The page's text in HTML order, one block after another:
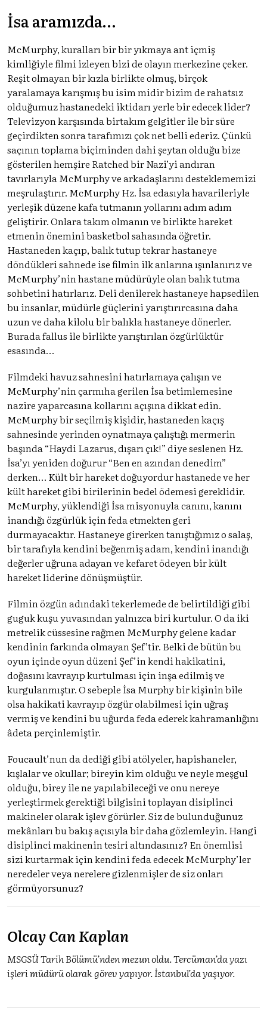
İsa aramızda…
McMurphy, kuralları bir bir yıkmaya ant içmiş
kimliğiyle filmi izleyen bizi de olayın merkezine çeker.
Reşit olmayan bir kızla birlikte olmuş, birçok
yaralamaya karışmış bu isim midir bizim de rahatsız
olduğumuz hastanedeki iktidarı yerle bir edecek lider?
Televizyon karşısında birtakım gelgitler ile bir süre
geçirdikten sonra tarafımızı çok net belli ederiz. Çünkü
saçının toplama biçiminden dahi şeytan olduğu bize
gösterilen hemşire Ratched bir Nazi’yi andıran
tavırlarıyla McMurphy ve arkadaşlarını desteklememizi
meşrulaştırır. McMurphy Hz. İsa edasıyla havarileriyle
yerleşik düzene kafa tutmanın yollarını adım adım
geliştirir. Onlara takım olmanın ve birlikte hareket
etmenin önemini basketbol sahasında öğretir.
Hastaneden kaçıp, balık tutup tekrar hastaneye
döndükleri sahnede ise filmin ilk anlarına ışınlanırız ve
McMurphy’nin hastane müdürüyle olan balık tutma
sohbetini hatırlarız. Deli denilerek hastaneye hapsedilen
bu insanlar, müdürle güçlerini yarıştırırcasına daha
uzun ve daha kilolu bir balıkla hastaneye dönerler.
Burada fallus ile birlikte yarıştırılan özgürlüktür
esasında…
Filmdeki havuz sahnesini hatırlamaya çalışın ve
McMurphy’nin çarmıha gerilen İsa betimlemesine
nazire yaparcasına kollarını açışına dikkat edin.
McMurphy bir seçilmiş kişidir, hastaneden kaçış
sahnesinde yerinden oynatmaya çalıştığı mermerin
başında “Haydi Lazarus, dışarı çık!” diye seslenen Hz.
İsa’yı yeniden doğurur “Ben en azından denedim”
derken… Kült bir hareket doğuyordur hastanede ve her
kült hareket gibi birilerinin bedel ödemesi gereklidir.
McMurphy, yüklendiği İsa misyonuyla canını, kanını
inandığı özgürlük için feda etmekten geri
durmayacaktır. Hastaneye girerken tanıştığımız o salaş,
bir tarafıyla kendini beğenmiş adam, kendini inandığı
değerler uğruna adayan ve kefaret ödeyen bir kült
hareket liderine dönüşmüştür.
Filmin özgün adındaki tekerlemede de belirtildiği gibi
guguk kuşu yuvasından yalnızca biri kurtulur. O da iki
metrelik cüssesine rağmen McMurphy gelene kadar
kendinin farkında olmayan Şef’tir. Belki de bütün bu
oyun içinde oyun düzeni Şef’in kendi hakikatini,
doğasını kavrayıp kurtulması için inşa edilmiş ve
kurgulanmıştır. O sebeple İsa Murphy bir kişinin bile
olsa hakikati kavrayıp özgür olabilmesi için uğraş
vermiş ve kendini bu uğurda feda ederek kahramanlığını
âdeta perçinlemiştir.
Foucault’nun da dediği gibi atölyeler, hapishaneler,
kışlalar ve okullar; bireyin kim olduğu ve neyle meşgul
olduğu, birey ile ne yapılabileceği ve onu nereye
yerleştirmek gerektiği bilgisini toplayan disiplinci
makineler olarak işlev görürler. Siz de bulunduğunuz
mekânları bu bakış açısıyla bir daha gözlemleyin. Hangi
disiplinci makinenin tesiri altındasınız? En önemlisi
sizi kurtarmak için kendini feda edecek McMurphy’ler
neredeler veya nerelere gizlenmişler de siz onları
görmüyorsunuz?
Olcay Can Kaplan
MSGSÜ Tarih Bölümü’nden mezun oldu. Tercüman’da yazı
işleri müdürü olarak görev yapıyor. İstanbul’da yaşıyor.